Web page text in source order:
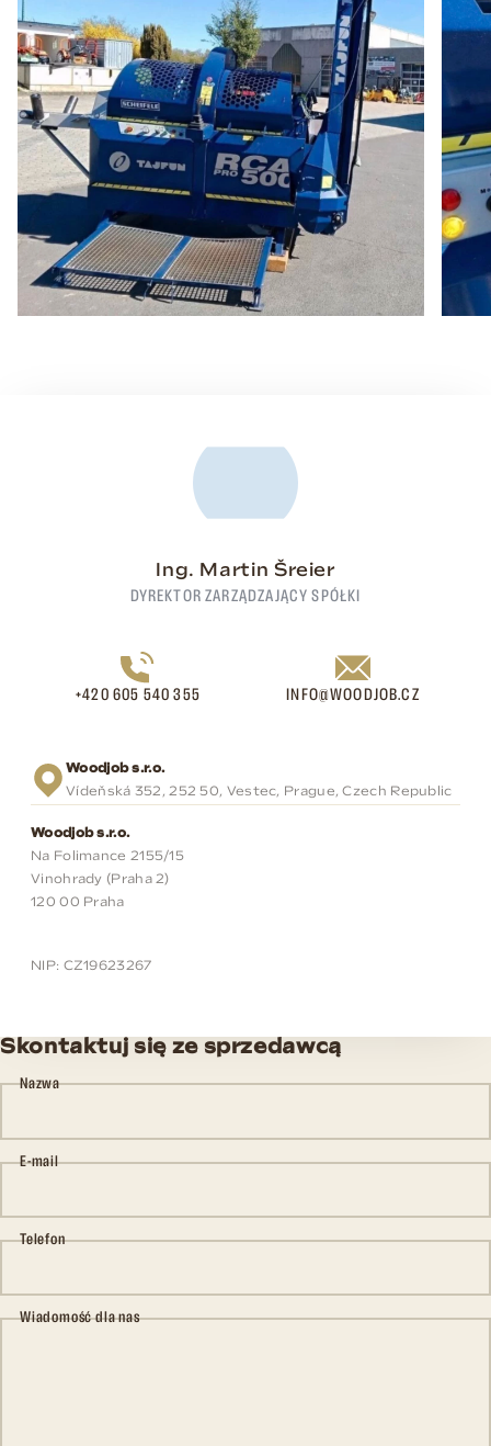
Ing. Martin Šreier
DYREKTOR ZARZĄDZAJĄCY SPÓŁKI
+420 605 540 355 INFO@WOODJOB.CZ
Woodjob s.r.o.
Vídeňská 352, 252 50, Vestec, Prague, Czech Republic
Woodjob s.r.o.
Na Folimance 2155/15
Vinohrady (Praha 2)
120 00 Praha
NIP: CZ19623267
Skontaktuj się ze sprzedawcą
Nazwa
E-mail
Telefon
Wiadomość dla nas